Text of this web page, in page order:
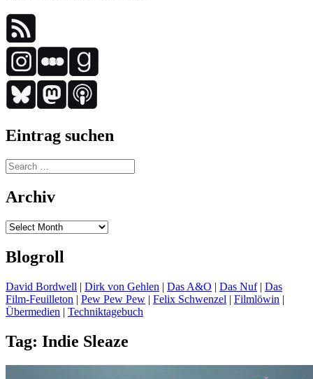
Eintrag suchen
Search
for:
Archiv
Archiv
Blogroll
David Bordwell | Dirk von Gehlen | Das A&O | Das Nuf| Das
Film-Feuilleton | Pew Pew Pew | Felix Schwenzel | Filmlöwin |
Übermedien | Techniktagebuch
Tag: Indie Sleaze